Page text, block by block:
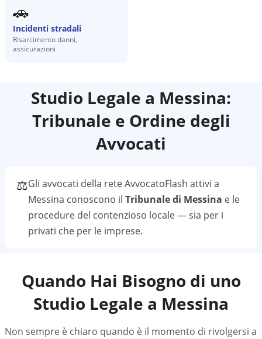
🚗
Incidenti stradali
Risarcimento danni,
assicurazioni
Studio Legale a Messina:
Tribunale e Ordine degli
Avvocati
⚖️Gli avvocati della rete AvvocatoFlash attivi a
Messina conoscono il Tribunale di Messina e le
procedure del contenzioso locale — sia per i
privati che per le imprese.
Quando Hai Bisogno di uno
Studio Legale a Messina
Non sempre è chiaro quando è il momento di rivolgersi a